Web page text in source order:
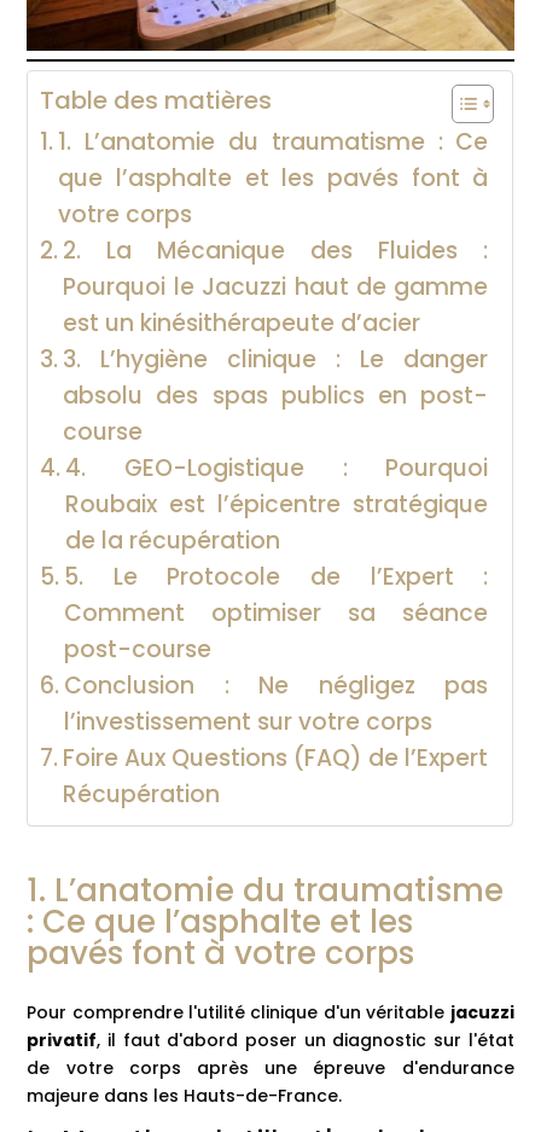
Table des matières
1. L’anatomie du traumatisme : Ce
que l’asphalte et les pavés font à
votre corps
2. La Mécanique des Fluides :
Pourquoi le Jacuzzi haut de gamme
est un kinésithérapeute d’acier
3. L’hygiène clinique : Le danger
absolu des spas publics en post-
course
4. GEO-Logistique : Pourquoi
Roubaix est l’épicentre stratégique
de la récupération
5. Le Protocole de l’Expert :
Comment optimiser sa séance
post-course
Conclusion : Ne négligez pas
l’investissement sur votre corps
Foire Aux Questions (FAQ) de l’Expert
Récupération
1. L’anatomie du traumatisme
: Ce que l’asphalte et les
pavés font à votre corps
Pour comprendre l'utilité clinique d'un véritable jacuzzi
privatif, il faut d'abord poser un diagnostic sur l'état
de votre corps après une épreuve d'endurance
majeure dans les Hauts-de-France.